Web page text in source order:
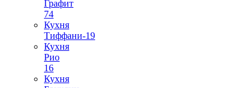
Графит
74
Кухня
Тиффани-19
Кухня
Рио
16
Кухня